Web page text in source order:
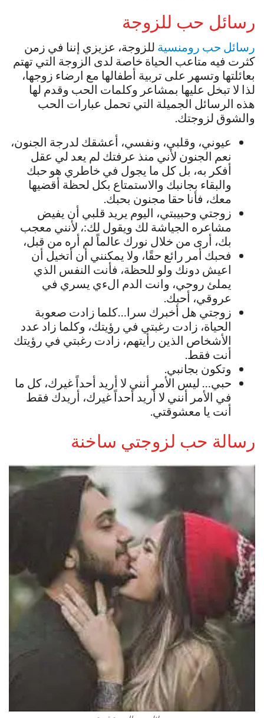
رسائل حب للزوجة
رسائل حب رومنسية للزوجة، عزيزي إننا في زمن
كثرت فيه متاعب الحياة خاصة لدى الزوجة التي تهتم
بعائلتها وتسهر على تربية أطفالها مع ارضاء زوجها،
لذا لا تبخل عليها بمشاعر وكلمات الحب وقدم لها
هذه الرسائل الجميلة التي تحمل عبارات الحب
والشوق لزوجتك.
عيوني، وقلبي، ونفسي، أعشقك لدرجة الجنون،
نعم الجنون لأني منذ عرفتك لم يعد لي عقل
أفكر به، بل كل ما يجول في خاطري هو حبك
والبقاء بجانبك والاستمتاع بكل لحظة أقضيها
معك، فأنا حقا مجنون بحبك.
زوجتي وحبيبتي، اليوم يريد قلبي أن يفيض
مشاعره الجياشة لك ويقول لك:، لأنني معجب
بك، أرى من خلال نورك عالماً لم أره من قبل،
فحبك أمر رائع حقًا، ولا يمكنني أن أتخيل أن
اعيش دونك ولو للحظة، فأنت النفس الذي
يملئ روحي، وانت الدم الءي يسري في
عروقي، أحبك.
زوجتي هل أخبرك سرا…كلما زادت صعوبة
الحياة، زادت رغبتي في رؤيتك، وكلما زاد عدد
الأشخاص الذين رأيتهم، زادت رغبتي في رؤيتك
أنت فقط.
وتكون بجانبي.
حبي… ليس الأمر أنني لا أريد أحداً غيرك، كل ما
في الأمر أنني لا أريد أحداً غيرك، أريدك فقط
أنت يا معشوقتي.
رسالة حب لزوجتي ساخنة